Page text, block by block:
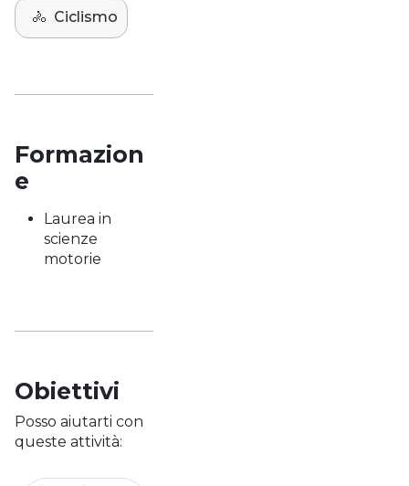
🚴 Ciclismo
Formazion
e
Laurea in
scienze
motorie
Obiettivi
Posso aiutarti con
queste attività: